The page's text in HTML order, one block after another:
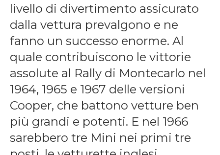
livello di divertimento assicurato
dalla vettura prevalgono e ne
fanno un successo enorme. Al
quale contribuiscono le vittorie
assolute al Rally di Montecarlo nel
1964, 1965 e 1967 delle versioni
Cooper, che battono vetture ben
più grandi e potenti. E nel 1966
sarebbero tre Mini nei primi tre